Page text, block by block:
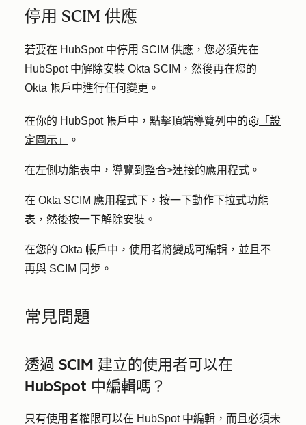
停用 SCIM 供應
若要在 HubSpot 中停用 SCIM 供應，您必須先在
HubSpot 中解除安裝 Okta SCIM，然後再在您的
Okta 帳戶中進行任何變更。
在你的 HubSpot 帳戶中，點擊頂端導覽列中的
「設
定圖示」
。
在左側功能表中，導覽到 整合>連接的應用程式 。
在 Okta SCIM 應用程式下，按一下動作下拉式功能
表，然後按一下解除安裝 。
在您的 Okta 帳戶中，使用者將變成可編輯，並且不
再與 SCIM 同步。
常見問題
透過 SCIM 建立的使用者可以在
HubSpot 中編輯嗎？
只有使用者權限可以在 HubSpot 中編輯，而且必須未